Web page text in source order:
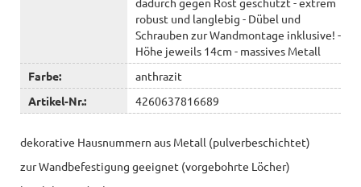
robust und langlebig - Dübel und
Schrauben zur Wandmontage inklusive! -
Höhe jeweils 14cm - massives Metall
Farbe:
anthrazit
Artikel-Nr.:
4260637816689
dekorative Hausnummern aus Metall (pulverbeschichtet)
zur Wandbefestigung geeignet (vorgebohrte Löcher)